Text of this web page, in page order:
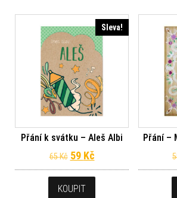
Sleva!
Přání k svátku – Aleš Albi
65Kč Původní cena byla: 65
59 KčAktuální cena je:
KOUPIT
Přání –